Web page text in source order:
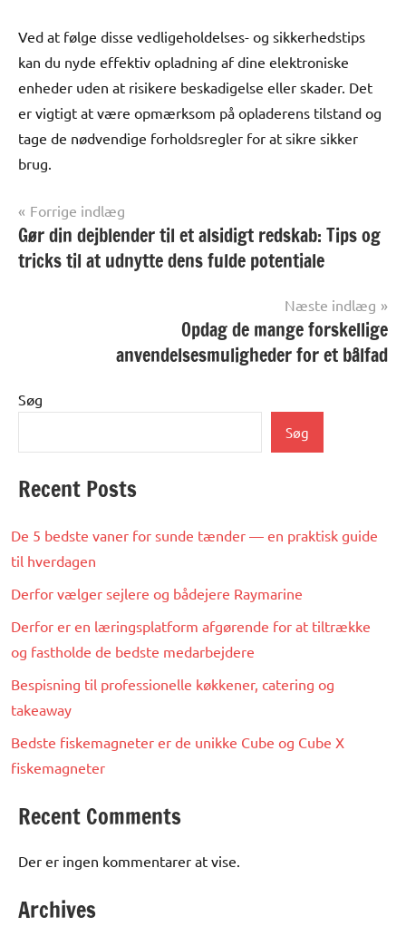
Ved at følge disse vedligeholdelses- og sikkerhedstips
kan du nyde effektiv opladning af dine elektroniske
enheder uden at risikere beskadigelse eller skader. Det
er vigtigt at være opmærksom på opladerens tilstand og
tage de nødvendige forholdsregler for at sikre sikker
brug.
Alle
anmeldelser
Indlægsnavigation
Forrige indlæg
Gør din dejblender til et alsidigt redskab: Tips og
tricks til at udnytte dens fulde potentiale
Næste indlæg
Opdag de mange forskellige
anvendelsesmuligheder for et bålfad
Søg
Søg
Recent Posts
De 5 bedste vaner for sunde tænder — en praktisk guide
til hverdagen
Derfor vælger sejlere og bådejere Raymarine
Derfor er en læringsplatform afgørende for at tiltrække
og fastholde de bedste medarbejdere
Bespisning til professionelle køkkener, catering og
takeaway
Bedste fiskemagneter er de unikke Cube og Cube X
fiskemagneter
Recent Comments
Der er ingen kommentarer at vise.
Archives